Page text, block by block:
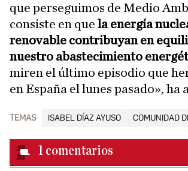
que perseguimos de Medio
consiste en que la energía
renovable contribuyan en
nuestro abastecimiento
miren el último episodio que
en España el lunes pasado», ha
TEMAS ISABEL DÍAZ AYUSO COMUNIDAD
1 comentarios